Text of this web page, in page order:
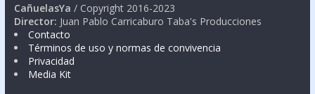
CañuelasYa / Copyright 2016-2023
Director: Juan Pablo Carricaburo Taba's Producciones
Contacto
Términos de uso y normas de convivencia
Privacidad
Media Kit